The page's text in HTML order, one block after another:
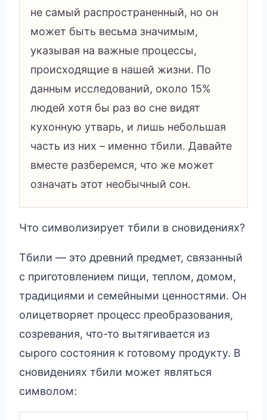
не самый распространенный, но он
может быть весьма значимым,
указывая на важные процессы,
происходящие в нашей жизни. По
данным исследований, около 15%
людей хотя бы раз во сне видят
кухонную утварь, и лишь небольшая
часть из них – именно тбили. Давайте
вместе разберемся, что же может
означать этот необычный сон.
Что символизирует тбили в сновидениях?
Тбили — это древний предмет, связанный
с приготовлением пищи, теплом, домом,
традициями и семейными ценностями. Он
олицетворяет процесс преобразования,
созревания, что-то вытягивается из
сырого состояния к готовому продукту. В
сновидениях тбили может являться
символом: